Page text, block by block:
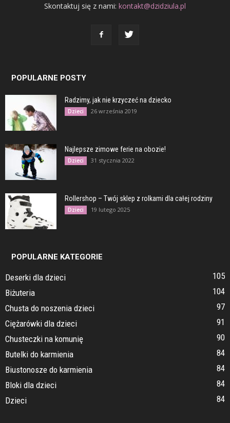
Skontaktuj się z nami: kontakt@dzidziula.pl
POPULARNE POSTY
Radzimy, jak nie krzyczeć na dziecko
Dzieci 26 września 2019
Najlepsze zimowe ferie na obozie!
Dzieci 31 stycznia 2022
Rollershop – Twój sklep z rolkami dla całej rodziny
Dzieci 19 lutego 2025
POPULARNE KATEGORIE
Deserki dla dzieci
105
Biżuteria
104
Chusta do noszenia dzieci
97
Ciężarówki dla dzieci
91
Chusteczki na komunię
90
Butelki do karmienia
84
Biustonosze do karmienia
84
Bloki dla dzieci
84
Dzieci
84